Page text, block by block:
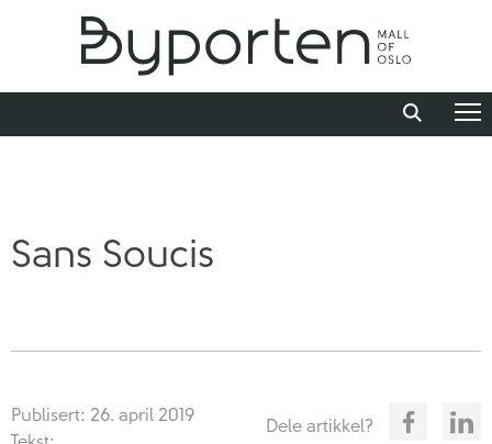
Sans Soucis
Publisert: 26. april 2019
Dele artikkel?